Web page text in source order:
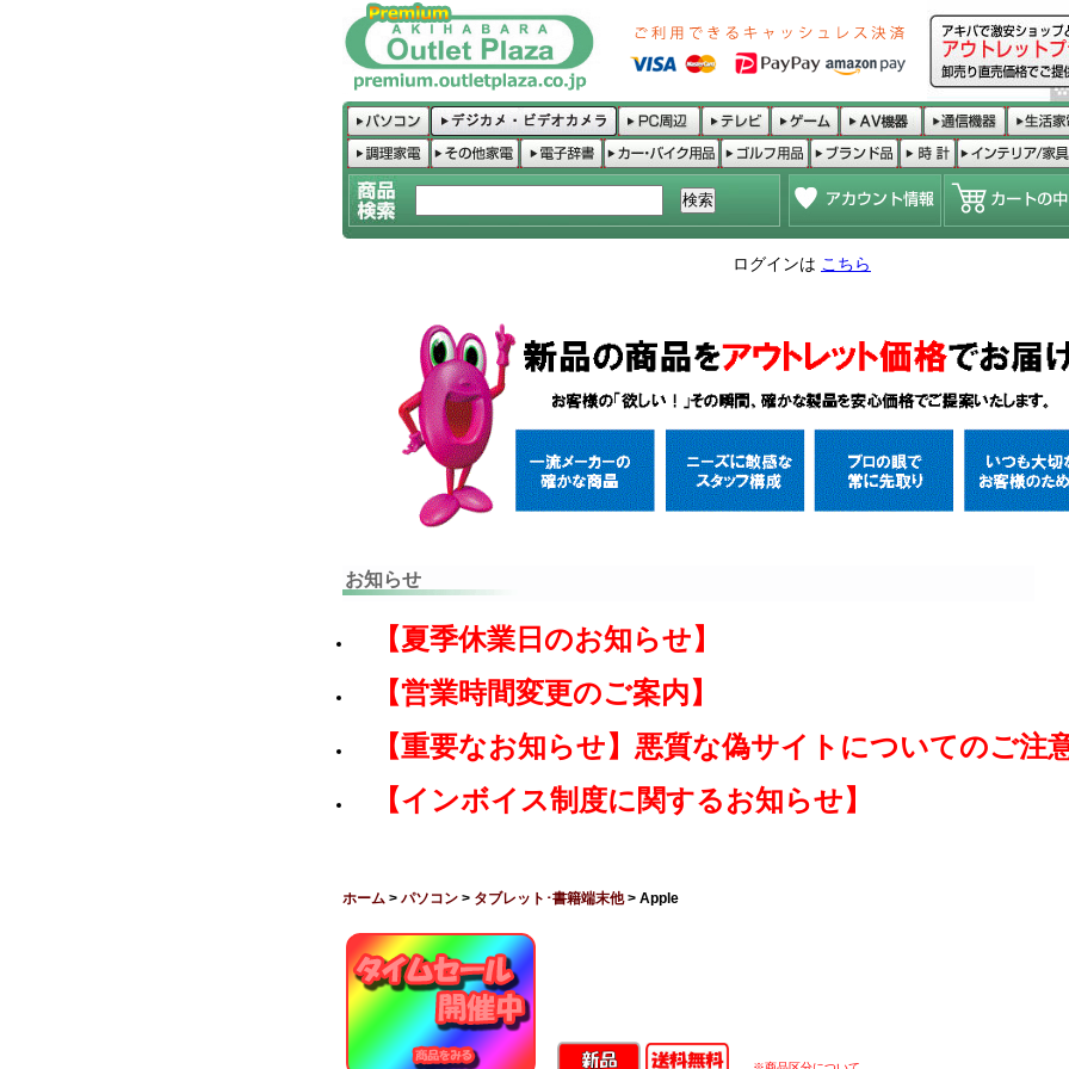
ログインは こちら
お知らせ
【夏季休業日のお知らせ】
【営業時間変更のご案内】
【重要なお知らせ】悪質な偽サイトについてのご注
【インボイス制度に関するお知らせ】
ホーム > パソコン > タブレット･書籍端末他> Apple